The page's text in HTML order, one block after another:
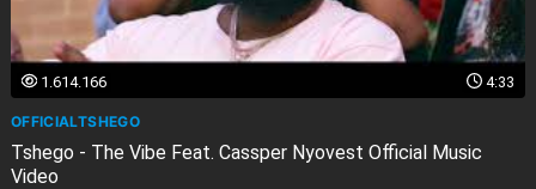
4:33
1.614.166
OFFICIALTSHEGO
Tshego - The Vibe Feat. Cassper Nyovest Official Music
Video